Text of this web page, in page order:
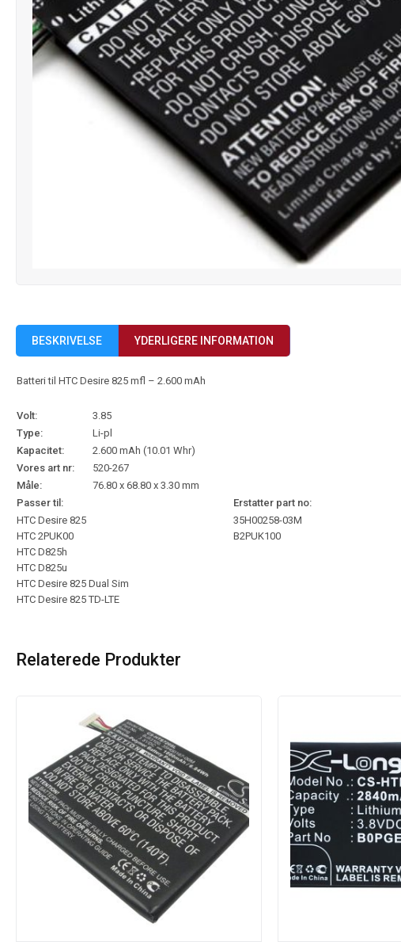
BESKRIVELSE YDERLIGERE INFORMATION
Batteri til HTC Desire 825 mfl – 2.600 mAh
Volt:
3.85
Type:
Li-pl
Kapacitet:
2.600 mAh (10.01 Whr)
Vores art nr:
520-267
Måle:
76.80 x 68.80 x 3.30 mm
Passer til:
Erstatter part no:
HTC Desire 825
HTC 2PUK00
HTC D825h
HTC D825u
HTC Desire 825 Dual Sim
HTC Desire 825 TD-LTE
35H00258-03M
B2PUK100
Relaterede Produkter